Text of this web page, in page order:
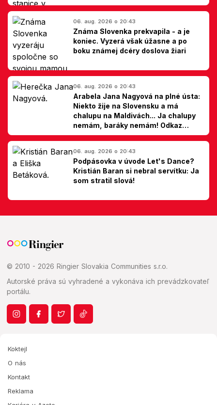
06. aug. 2026 o 20:43
Známa Slovenka prekvapila - a je
koniec. Vyzerá však úžasne a po
boku známej dcéry doslova žiari
06. aug. 2026 o 20:43
Arabela Jana Nagyová na plné ústa:
Niekto žije na Slovensku a má
chalupu na Maldivách... Ja chalupy
nemám, baráky nemám! Odkaz
Slovákom
06. aug. 2026 o 20:43
Podpásovka v úvode Let's Dance?
Kristián Baran si nebral servítku: Ja
som stratil slová!
© 2010 - 2026 Ringier Slovakia Communities s.r.o.
Autorské práva sú vyhradené a vykonáva ich prevádzkovateľ
portálu.
Koktejl
O nás
Kontakt
Reklama